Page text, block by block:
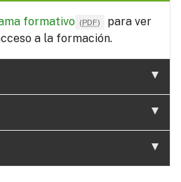
formativo (PDF)
para ver
a la formación.